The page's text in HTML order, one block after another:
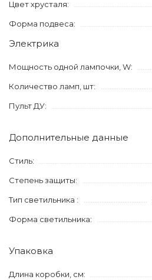
Цвет хрусталя:
Форма подвеса:
Электрика
Мощность одной лампочки, W:
Количество ламп, шт:
Пульт ДУ:
Дополнительные данные
Стиль:
Степень защиты:
Тип светильника :
Форма светильника:
Упаковка
Длина коробки, см: